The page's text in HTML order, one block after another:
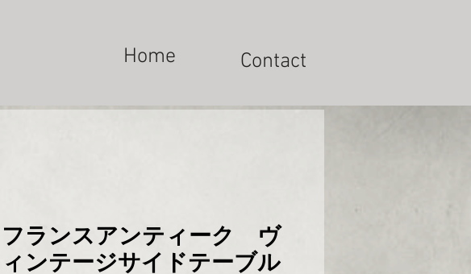
Home Contact
フランスアンティーク ヴ
ィンテージサイドテーブル